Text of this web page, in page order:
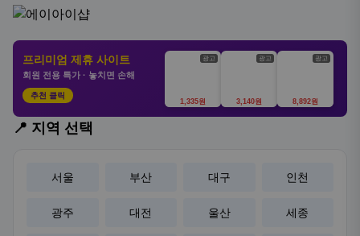
프리미엄 제휴 사이트
회원 전용 특가 · 놓치면 손해
추천 클릭
광고
1,335원
광고
3,140원
광고
8,892원
📍 지역 선택
서울 부산 대구 인천
광주 대전 울산 세종